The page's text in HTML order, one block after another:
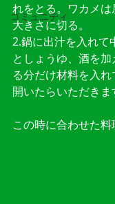
コミュニティ
れをとる。ワカメ
大きさに切る。
2.鍋に出汁を入れて
としょうゆ、酒を
る分だけ材料を入
開いたらいただきま
この時に合わせた料